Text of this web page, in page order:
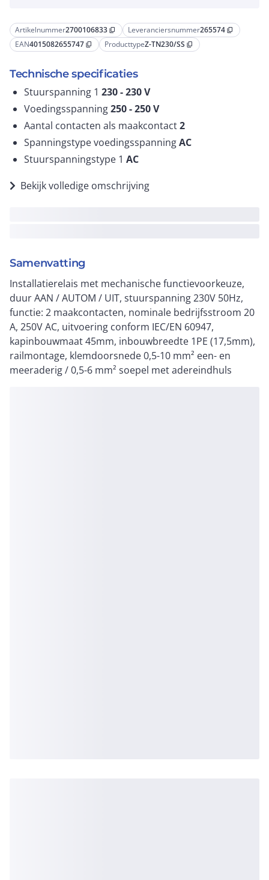
Artikelnummer2700106833 content_copy Leveranciersnummer265574 content_copy
EAN4015082655747 content_copy ProducttypeZ-TN230/SS content_copy
Technische specificaties
Stuurspanning 1 230 - 230V
Voedingsspanning250 - 250V
Aantal contacten als maakcontact2
Spanningstype voedingsspanningAC
Stuurspanningstype 1 AC
Bekijk volledige omschrijving
Samenvatting
Installatierelais met mechanische functievoorkeuze,
duur AAN / AUTOM / UIT, stuurspanning 230V 50Hz,
functie: 2 maakcontacten, nominale bedrijfsstroom 20
A, 250V AC, uitvoering conform IEC/EN 60947,
kapinbouwmaat 45mm, inbouwbreedte 1PE (17,5mm),
railmontage, klemdoorsnede 0,5-10 mm² een- en
meeraderig / 0,5-6 mm² soepel met adereindhuls